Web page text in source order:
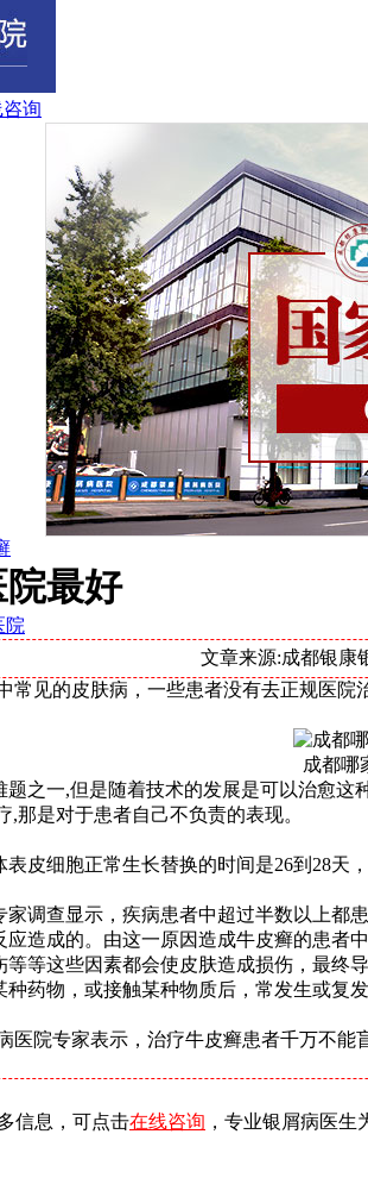
咨询
最好
院
文章来源:成都银康
常见的皮肤病，一些患者没有去正规医
成都哪
之一,但是随着技术的发展是可以治愈
那是对于患者自己不负责的表现。
皮细胞正常生长替换的时间是26到28
调查显示，疾病患者中超过半数以上
造成的。由这一原因造成牛皮癣的患者
等这些因素都会使皮肤造成损伤，最终
药物，或接触某种物质后，常发生或
医院专家表示，治疗牛皮癣患者千万不
信息，可点击在线咨询 ，专业银屑病医